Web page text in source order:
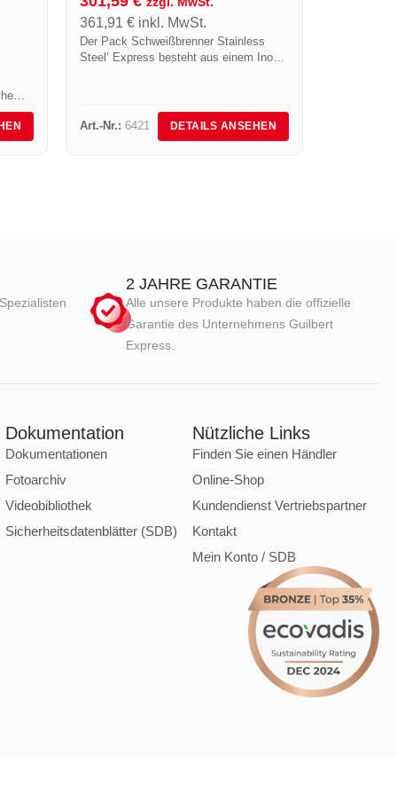
361,91 € inkl. MwSt.
Der Pack Schweißbrenner Stainless
Steel’ Express besteht aus einem Inox-
Ausstattung kommen noch...
Art.-Nr.: 6421 DETAILS ANSEHEN
2 JAHRE GARANTIE
Alle unsere Produkte haben die offizielle
Garantie des Unternehmens Guilbert
Express.
Dokumentation
Dokumentationen
Fotoarchiv
Videobibliothek
Sicherheitsdatenblätter (SDB)
Nützliche Links
Finden Sie einen Händler
Online-Shop
Kundendienst Vertriebspartner
Kontakt
Mein Konto / SDB